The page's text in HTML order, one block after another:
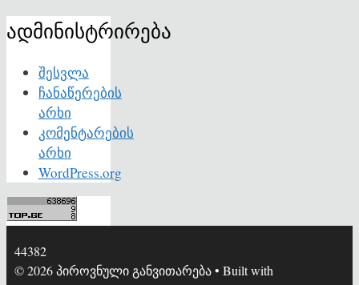
ადმინისტრირება
შესვლა
ჩანაწერების
არხი
კომენტარების
არხი
WordPress.org
44382
© 2026 პიროვნული განვითარება• Built with